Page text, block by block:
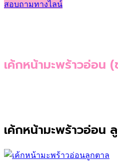
สอบถามทางไลน์
เค้กหน้ามะพร้าวอ่อน
เค้กหน้ามะพร้าวอ่อน